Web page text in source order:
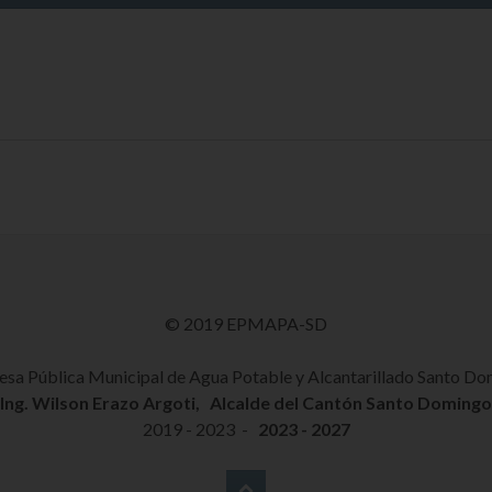
© 2019 EPMAPA-SD
Pública Municipal de Agua Potable y Alcantarillado Santo
Ing. Wilson Erazo Argoti, Alcalde del Cantón Santo Domingo
2019 - 2023 -
2023 - 2027